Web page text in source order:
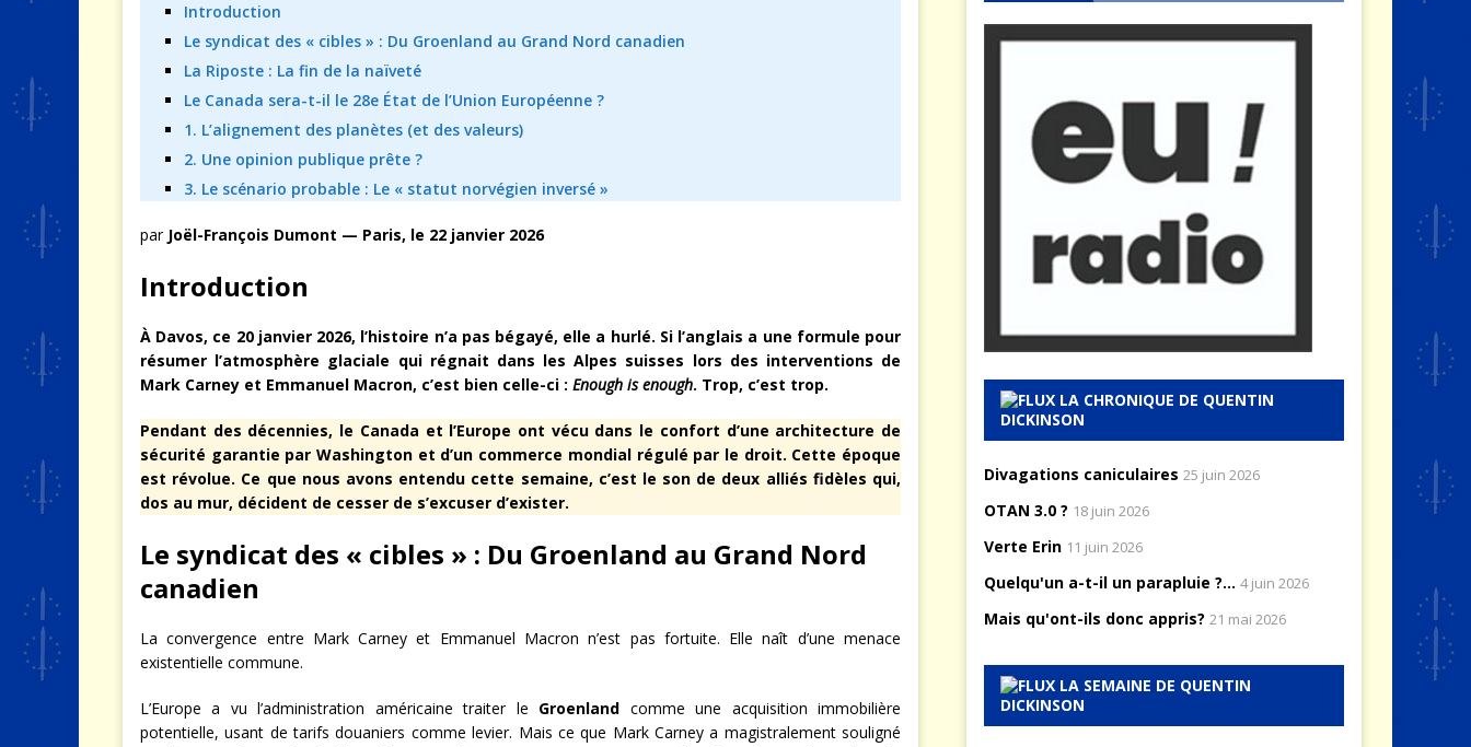
Introduction
Le syndicat des « cibles » : Du Groenland au Grand Nord canadien
La Riposte : La fin de la naïveté
Le Canada sera-t-il le 28e État de l’Union Européenne ?
1. L’alignement des planètes (et des valeurs)
2. Une opinion publique prête ?
3. Le scénario probable : Le « statut norvégien inversé »
par Joël-François Dumont — Paris, le 22 janvier 2026
Introduction
À Davos, ce 20 janvier 2026, l’histoire n’a pas bégayé, elle a hurlé. Si l’anglais a une formule pour
résumer l’atmosphère glaciale qui régnait dans les Alpes suisses lors des interventions de
Mark Carney et Emmanuel Macron, c’est bien celle-ci : Enough is enough. Trop, c’est trop.
Pendant des décennies, le Canada et l’Europe ont vécu dans le confort d’une architecture de
sécurité garantie par Washington et d’un commerce mondial régulé par le droit. Cette époque
est révolue. Ce que nous avons entendu cette semaine, c’est le son de deux alliés fidèles qui,
dos au mur, décident de cesser de s’excuser d’exister.
Le syndicat des « cibles » : Du Groenland au Grand Nord
canadien
La convergence entre Mark Carney et Emmanuel Macron n’est pas fortuite. Elle naît d’une menace
existentielle commune.
L’Europe a vu l’administration américaine traiter le Groenland comme une acquisition immobilière
potentielle, usant de tarifs douaniers comme levier. Mais ce que Mark Carney a magistralement souligné
LA CHRONIQUE DE QUENTIN
DICKINSON
Divagations caniculaires 25 juin 2026
OTAN 3.0 ? 18 juin 2026
Verte Erin 11 juin 2026
Quelqu'un a-t-il un parapluie ?... 4 juin 2026
Mais qu'ont-ils donc appris? 21 mai 2026
LA SEMAINE DE QUENTIN
DICKINSON